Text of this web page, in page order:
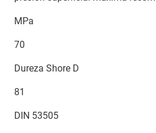
MPa
70
Dureza Shore D
81
DIN 53505